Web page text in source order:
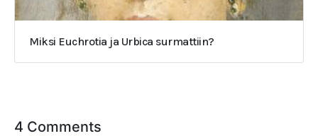
Miksi Euchrotia ja Urbica surmattiin?
4 Comments